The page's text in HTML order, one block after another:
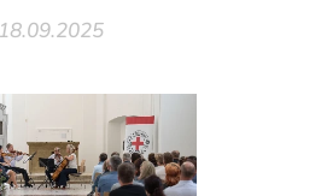
18.09.2025